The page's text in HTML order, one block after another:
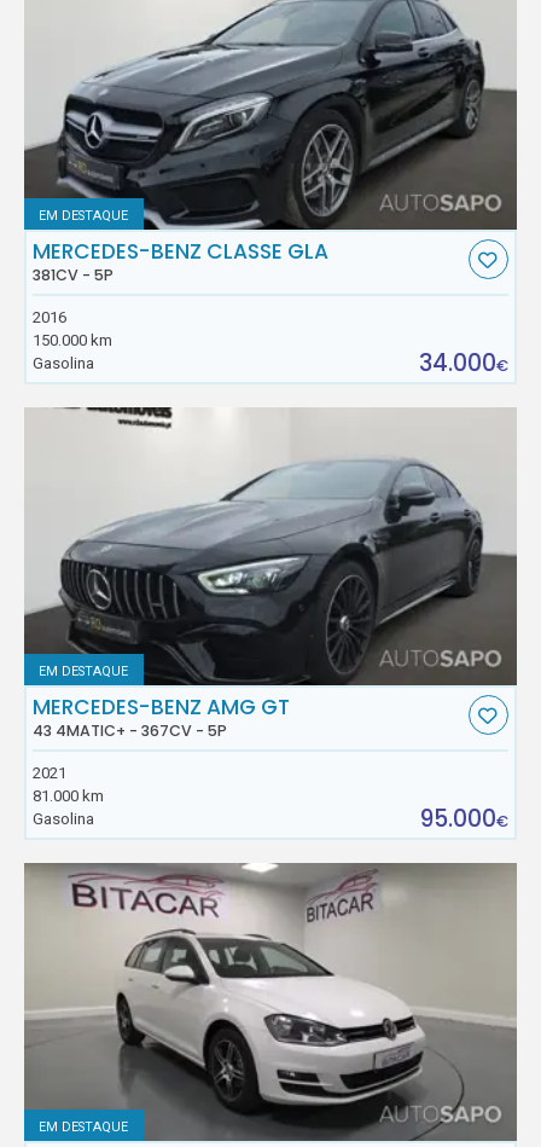
EM DESTAQUE
MERCEDES-BENZ CLASSE GLA
381CV - 5P
2016
150.000 km
Gasolina
34.000€
EM DESTAQUE
MERCEDES-BENZ AMG GT
43 4MATIC+ - 367CV - 5P
2021
81.000 km
Gasolina
95.000€
EM DESTAQUE